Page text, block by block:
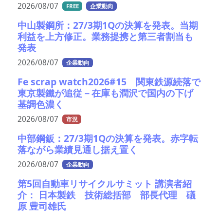
2026/08/07 FREE 企業動向
中山製鋼所：27/3期1Qの決算を発表。当期
利益を上方修正。業務提携と第三者割当も
発表
2026/08/07 企業動向
Fe scrap watch2026#15 関東鉄源続落で
東京製鐵が追従－在庫も潤沢で国内の下げ
基調色濃く
2026/08/07 市況
中部鋼鈑：27/3期1Qの決算を発表。赤字転
落ながら業績見通し据え置く
2026/08/07 企業動向
第5回自動車リサイクルサミット 講演者紹
介： 日本製鉄 技術総括部 部長代理 礒
原 豊司雄氏